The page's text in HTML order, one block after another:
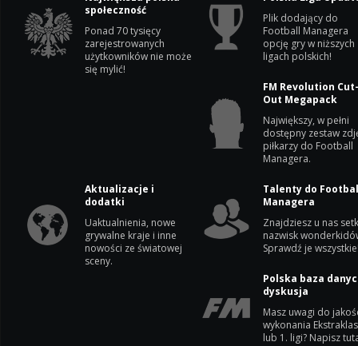
społeczność
Ponad 70 tysięcy
zarejestrowanych
użytkowników nie może
się mylić!
Plik dodający do
Football Managera
opcję gry w niższych
ligach polskich!
FM Revolution
Out Megapack
Największy, w pełni
dostępny zestaw
piłkarzy do Football
Managera.
Aktualizacje i
dodatki
Uaktualnienia, nowe
grywalne kraje i inne
nowości ze światowej
sceny.
Talenty do
Managera
Znajdziesz u nas
nazwisk
Sprawdź je
Polska baza
dyskusja
Masz uwagi do
wykonania
lub 1. ligi? Napisz